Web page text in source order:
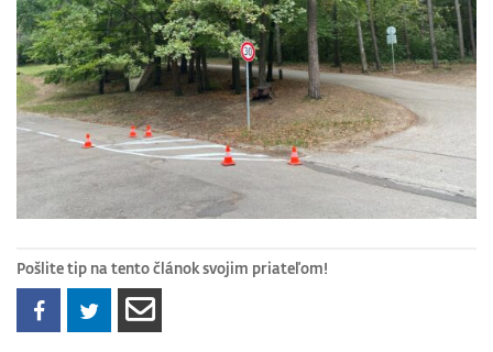
Pošlite tip na tento článok svojim priateľom!